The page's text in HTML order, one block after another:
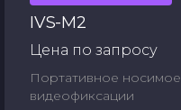
IVS-M2
Цена по запросу
Портативное
видеофиксации